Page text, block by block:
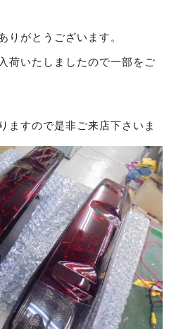
りがとうございます。
荷いたしましたので一部をご
ますので是非ご来店下さいま